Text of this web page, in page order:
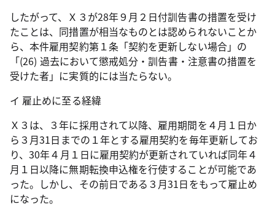
したがって、Ｘ３が28年９月２日付訓告書の措置を受け
たことは、同措置が相当なものとは認められないことか
ら、本件雇用契約第１条「契約を更新しない場合」の
「(26) 過去において懲戒処分・訓告書・注意書の措置を
受けた者」に実質的には当たらない。
イ 雇止めに至る経緯
Ｘ３は、３年に採用されて以降、雇用期間を４月１日か
ら３月31日までの１年とする雇用契約を毎年更新してお
り、30年４月１日に雇用契約が更新されていれば同年４
月１日以降に無期転換申込権を行使することが可能であ
った。しかし、その前日である３月31日をもって雇止め
になった。